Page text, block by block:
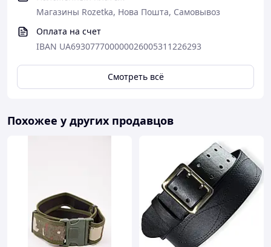
Магазины Rozetka, Нова Пошта, Самовывоз
Оплата на счет
IBAN UA693077700000026005311226293
Смотреть всё
Похожее у других продавцов